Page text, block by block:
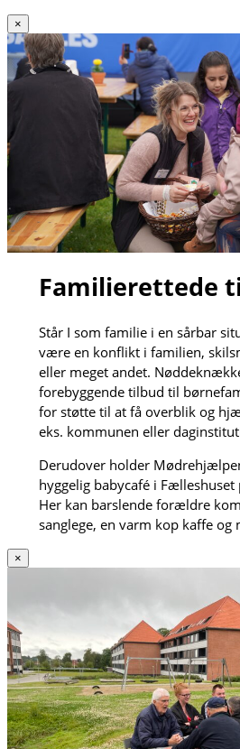
×
Familierettede
Står I som familie i en sårbar
være en konflikt i familien,
eller meget andet.
forebyggende tilbud til
for støtte til at få overblik og
eks. kommunen eller
Derudover holder
hyggelig babycafé i Fælleshuset
Her kan barslende forældre
sanglege, en varm kop kaffe og
×